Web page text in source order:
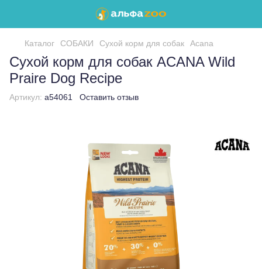
Каталог СОБАКИ Сухой корм для собак Acana
Сухой корм для собак ACANA Wild
Praire Dog Recipe
Артикул: a54061 Оставить отзыв